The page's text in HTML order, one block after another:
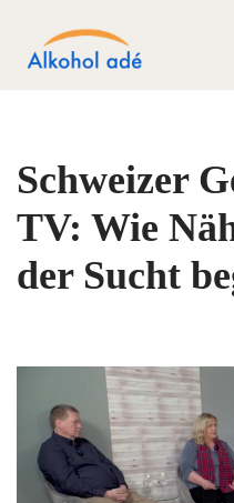
Zum
Schweizer
TV: Wie
der Sucht